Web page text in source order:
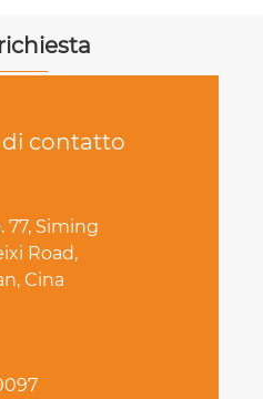
contatto
77, Siming
Road,
Cina